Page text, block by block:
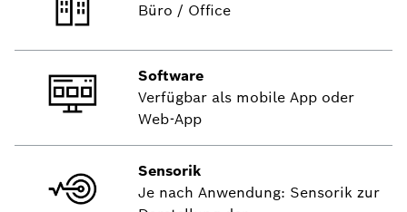
Büro / Office
Software
Verfügbar als mobile App oder
Web-App
Sensorik
Je nach Anwendung: Sensorik zur